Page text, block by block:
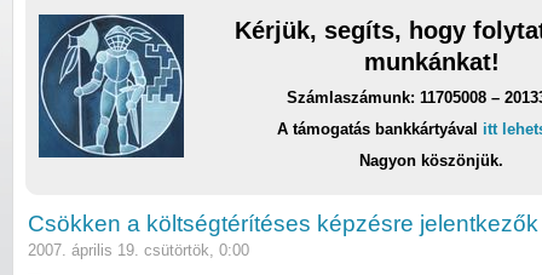
Kérjük, segíts, hogy
munkánkat!
Számlaszámunk: 11705008 –
A támogatás bankkártyával itt
Nagyon köszönjük.
Csökken a költségtérítéses képzésre
2007. április 19. csütörtök, 0:00